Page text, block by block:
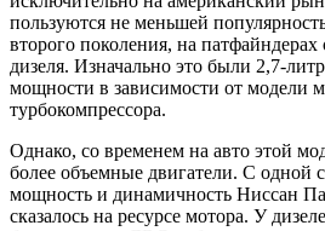
пользуются не меньшей
второго поколения, на патфайндерах
дизеля. Изначально это были 2,7-
мощности в зависимости от модели
турбокомпрессора.
Однако, со временем на авто этой
более объемные двигатели. С одной
мощность и динамичность Ниссан
сказалось на ресурсе мотора. У